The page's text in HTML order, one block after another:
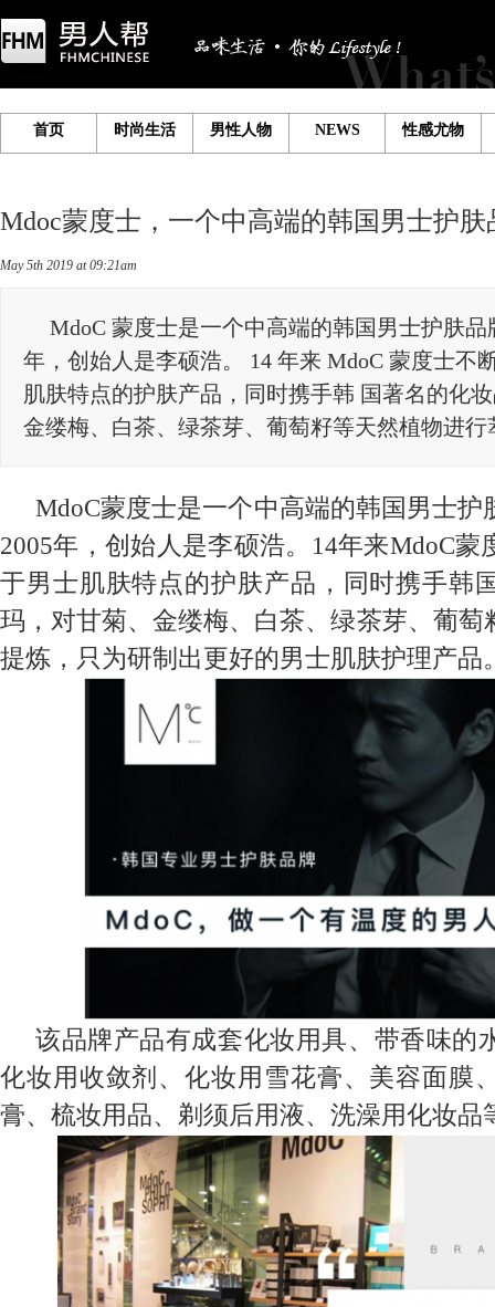
首页 时尚生活 男性人物 NEWS 性感尤物
Mdoc蒙度士，一个中高端的韩国男士护肤
May5th2019at09:21am
MdoC蒙度士是一个中高端的韩国男士护肤
年，创始人是李硕浩。14年来MdoC蒙度士不
肌肤特点的护肤产品，同时携手韩国著名的化
金缕梅、白茶、绿茶芽、葡萄籽等天然植物进行
MdoC蒙度士是一个中高端的韩国男士护
2005年，创始人是李硕浩。 14年来MdoC蒙
于男士肌肤特点的护肤产品，同时携手韩
玛，对甘菊、金缕梅、白茶、绿茶芽、葡萄
提炼，只为研制出更好的男士肌肤护理产品
该品牌产品有成套化妆用具、带香味的
化妆用收敛剂、化妆用雪花膏、美容面膜
膏、梳妆用品、剃须后用液、洗澡用化妆品